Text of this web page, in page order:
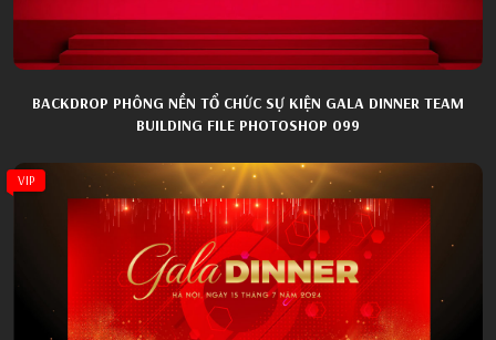
BACKDROP PHÔNG NỀN TỔ CHỨC SỰ KIỆN GALA DINNER TEAM
BUILDING FILE PHOTOSHOP 099
VIP